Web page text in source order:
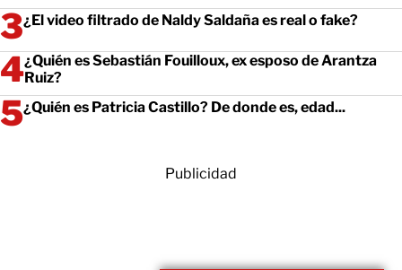
¿El video filtrado de Naldy Saldaña es real o fake?
¿Quién es Sebastián Fouilloux, ex esposo de Arantza
Ruiz?
¿Quién es Patricia Castillo? De donde es, edad...
Publicidad